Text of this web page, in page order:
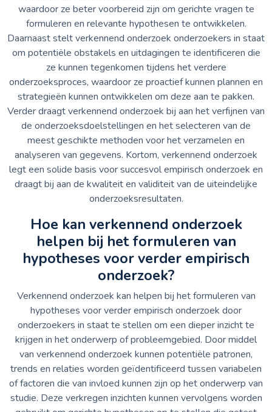
waardoor ze beter voorbereid zijn om gerichte vragen te
formuleren en relevante hypothesen te ontwikkelen.
Daarnaast stelt verkennend onderzoek onderzoekers in staat
om potentiële obstakels en uitdagingen te identificeren die
ze kunnen tegenkomen tijdens het verdere
onderzoeksproces, waardoor ze proactief kunnen plannen en
strategieën kunnen ontwikkelen om deze aan te pakken.
Verder draagt verkennend onderzoek bij aan het verfijnen van
de onderzoeksdoelstellingen en het selecteren van de
meest geschikte methoden voor het verzamelen en
analyseren van gegevens. Kortom, verkennend onderzoek
legt een solide basis voor succesvol empirisch onderzoek en
draagt bij aan de kwaliteit en validiteit van de uiteindelijke
onderzoeksresultaten.
Hoe kan verkennend onderzoek
helpen bij het formuleren van
hypotheses voor verder empirisch
onderzoek?
Verkennend onderzoek kan helpen bij het formuleren van
hypotheses voor verder empirisch onderzoek door
onderzoekers in staat te stellen om een dieper inzicht te
krijgen in het onderwerp of probleemgebied. Door middel
van verkennend onderzoek kunnen potentiële patronen,
trends en relaties worden geïdentificeerd tussen variabelen
of factoren die van invloed kunnen zijn op het onderwerp van
studie. Deze verkregen inzichten kunnen vervolgens worden